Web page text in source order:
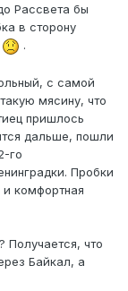
Рассвета бы
в сторону
.
с самой
мясину, что
пришлось
дальше, пошли
го
Пробки
комфортная
Получается, что
Байкал, а